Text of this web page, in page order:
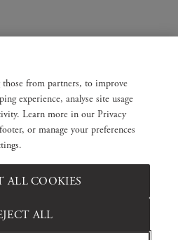
from partners, to improve
experience, analyse site usage
Learn more in our Privacy
or manage your preferences
ALL
ALL COOKIES